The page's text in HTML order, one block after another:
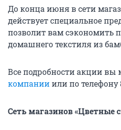
До конца июня в сети
действует специальное
позволит вам сэкономить
домашнего текстиля из
Все подробности акции вы
компанииили по телефону
Сеть магазинов «Цветные